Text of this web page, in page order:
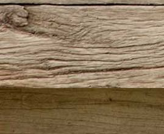
IMG_2307